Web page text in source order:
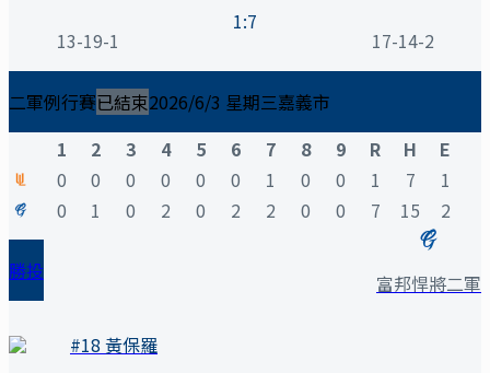
13-19-1
1:7
17-14-2
二軍例行賽已結束2026/6/3 星期三嘉義市
1
2 3 4 5 6 7 8 9 R H
E
0
0 0 0 0 0 1 0 0 1 7
1
0
1 0 2 0 2 2 0 0 7 15 2
勝投 富邦悍將二軍
#18 黃保羅